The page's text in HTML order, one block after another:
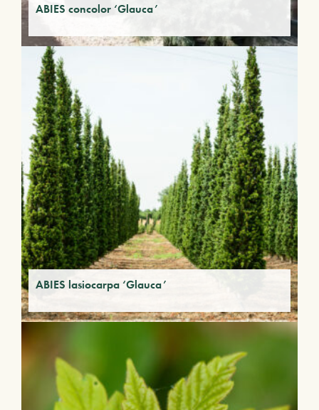
ABIES concolor ‘Glauca’
ABIES lasiocarpa ‘Glauca’